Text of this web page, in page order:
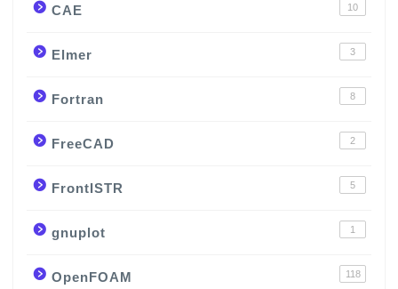
CAE 10
Elmer 3
Fortran 8
FreeCAD 2
FrontISTR 5
gnuplot 1
OpenFOAM 118